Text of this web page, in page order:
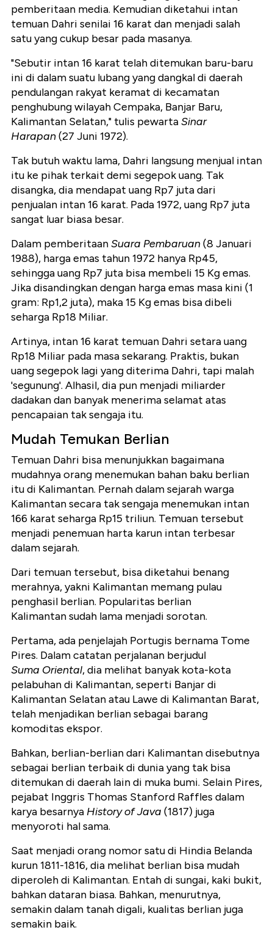
pemberitaan media. Kemudian diketahui intan
temuan Dahri senilai 16 karat dan menjadi salah
satu yang cukup besar pada masanya.
"Sebutir intan 16 karat telah ditemukan baru-baru
ini di dalam suatu lubang yang dangkal di daerah
pendulangan rakyat keramat di kecamatan
penghubung wilayah Cempaka, Banjar Baru,
Kalimantan Selatan," tulis pewartaSinar
Harapan(27 Juni 1972).
Tak butuh waktu lama, Dahri langsung menjual intan
itu ke pihak terkait demi segepok uang. Tak
disangka, dia mendapat uang Rp7 juta dari
penjualan intan 16 karat. Pada 1972, uang Rp7 juta
sangat luar biasa besar.
Dalam pemberitaanSuara Pembaruan(8 Januari
1988), harga emas tahun 1972 hanya Rp45,
sehingga uang Rp7 juta bisa membeli 15 Kg emas.
Jika disandingkan dengan harga emas masa kini (1
gram: Rp1,2 juta), maka 15 Kg emas bisa dibeli
seharga Rp18 Miliar.
Artinya, intan 16 karat temuan Dahri setara uang
Rp18 Miliar pada masa sekarang. Praktis, bukan
uang segepok lagi yang diterima Dahri, tapi malah
'segunung'. Alhasil, dia pun menjadi miliarder
dadakan dan banyak menerima selamat atas
pencapaian tak sengaja itu.
Mudah Temukan Berlian
Temuan Dahri bisa menunjukkan bagaimana
mudahnya orang menemukan bahan baku berlian
itu di Kalimantan. Pernah dalam sejarah warga
Kalimantan secara tak sengaja menemukan intan
166 karat seharga Rp15 triliun. Temuan tersebut
menjadi penemuan harta karun intan terbesar
dalam sejarah.
Dari temuan tersebut, bisa diketahui benang
merahnya, yakni Kalimantan memang pulau
penghasil berlian. Popularitas berlian
Kalimantan sudah lama menjadi sorotan.
Pertama, ada penjelajah Portugis bernama Tome
Pires. Dalam catatan perjalanan berjudul
Suma Oriental, dia melihat banyak kota-kota
pelabuhandi Kalimantan, seperti Banjar di
Kalimantan Selatan atau Lawe di Kalimantan Barat,
telah menjadikan berlian sebagai barang
komoditas ekspor.
Bahkan, berlian-berlian dari Kalimantan disebutnya
sebagai berlian terbaik di dunia yang tak bisa
ditemukan di daerah lain di muka bumi. Selain Pires,
pejabat Inggris Thomas Stanford Raffles dalam
karya besarnya History of Java (1817) juga
menyoroti hal sama.
Saat menjadi orang nomor satu di Hindia Belanda
kurun 1811-1816, dia melihat berlian bisa mudah
diperoleh di Kalimantan. Entah di sungai, kaki bukit,
bahkan dataran biasa. Bahkan, menurutnya,
semakin dalam tanah digali, kualitas berlian juga
semakin baik.